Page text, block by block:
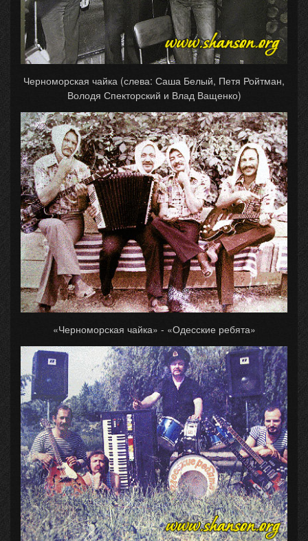
Черноморская чайка (слева: Саша Белый, Петя Ройтман,
Володя Спекторский и Влад Ващенко)
«Черноморская чайка» - «Одесские ребята»